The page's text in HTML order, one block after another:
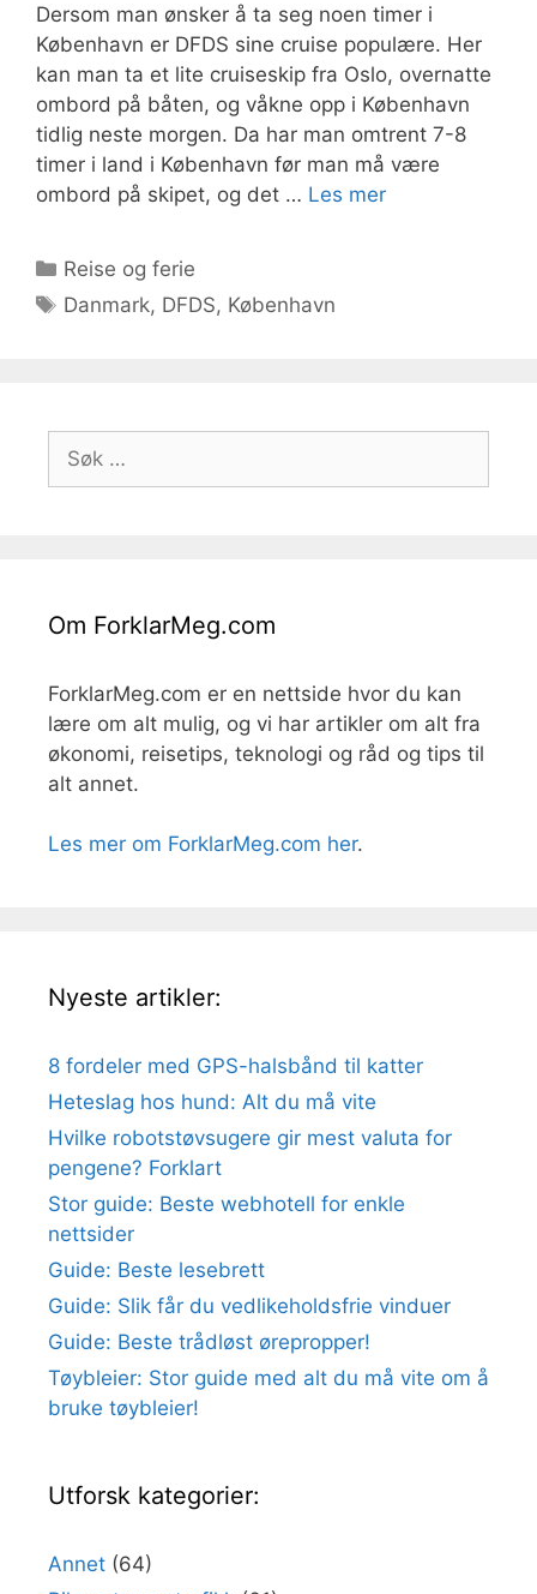
Dersom man ønsker å ta seg noen timer i
København er DFDS sine cruise populære. Her
kan man ta et lite cruiseskip fra Oslo, overnatte
ombord på båten, og våkne opp i København
tidlig neste morgen. Da har man omtrent 7-8
timer i land i København før man må være
ombord på skipet, og det … Les mer
Kategorier
Reise og ferie
Stikkord
Danmark, DFDS, København
etter:
Om ForklarMeg.com
ForklarMeg.com er en nettside hvor du kan
lære om alt mulig, og vi har artikler om alt fra
økonomi, reisetips, teknologi og råd og tips til
alt annet.
Les mer om ForklarMeg.com her.
Nyeste artikler:
8 fordeler med GPS-halsbånd til katter
Heteslag hos hund: Alt du må vite
Hvilke robotstøvsugere gir mest valuta for
pengene? Forklart
Stor guide: Beste webhotell for enkle
nettsider
Guide: Beste lesebrett
Guide: Slik får du vedlikeholdsfrie vinduer
Guide: Beste trådløst ørepropper!
Tøybleier: Stor guide med alt du må vite om å
bruke tøybleier!
Utforsk kategorier:
Annet (64)